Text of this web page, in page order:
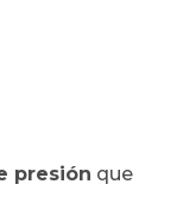
presión que